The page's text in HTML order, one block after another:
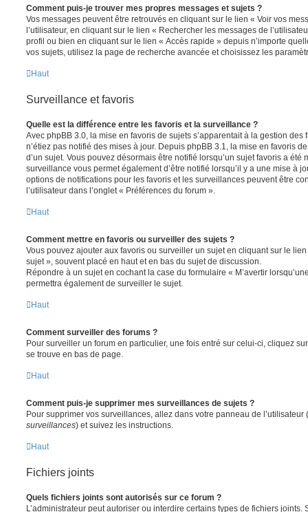
Comment puis-je trouver mes propres messages et sujets ?
Vos messages peuvent être retrouvés en cliquant sur le lien « Voir vos
l’utilisateur, en cliquant sur le lien « Rechercher les messages de
profil ou bien en cliquant sur le lien « Accès rapide » depuis n’importe
vos sujets, utilisez la page de recherche avancée et choisissez les
Haut
Surveillance et favoris
Quelle est la différence entre les favoris et la surveillance ?
Avec phpBB 3.0, la mise en favoris de sujets s’apparentait à la gestion des
n’étiez pas notifié des mises à jour. Depuis phpBB 3.1, la mise en favoris
d’un sujet. Vous pouvez désormais être notifié lorsqu’un sujet favoris a été
surveillance vous permet également d’être notifié lorsqu’il y a une mise à
options de notifications pour les favoris et les surveillances peuvent être
l’utilisateur dans l’onglet « Préférences du forum ».
Haut
Comment mettre en favoris ou surveiller des sujets ?
Vous pouvez ajouter aux favoris ou surveiller un sujet en cliquant sur le
sujet », souvent placé en haut et en bas du sujet de discussion.
Répondre à un sujet en cochant la case du formulaire « M’avertir
permettra également de surveiller le sujet.
Haut
Comment surveiller des forums ?
Pour surveiller un forum en particulier, une fois entré sur celui-ci, cliquez
se trouve en bas de page.
Haut
Comment puis-je supprimer mes surveillances de sujets ?
Pour supprimer vos surveillances, allez dans votre panneau de l’utilisateur
surveillances) et suivez les instructions.
Haut
Fichiers joints
Quels fichiers joints sont autorisés sur ce forum ?
L’administrateur peut autoriser ou interdire certains types de fichiers joints.